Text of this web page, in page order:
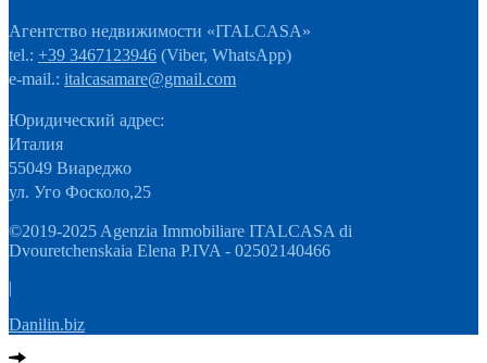
Агентство недвижимости «ITALCASA»
tel.: +39 3467123946 (Viber, WhatsApp)
e-mail.: italcasamare@gmail.com
Юридический адрес:
Италия
55049 Виареджо
ул. Уго Фосколо,25
©2019-2025 Agenzia Immobiliare ITALCASA di
Dvouretchenskaia Elena P.IVA - 02502140466
|
Danilin.biz